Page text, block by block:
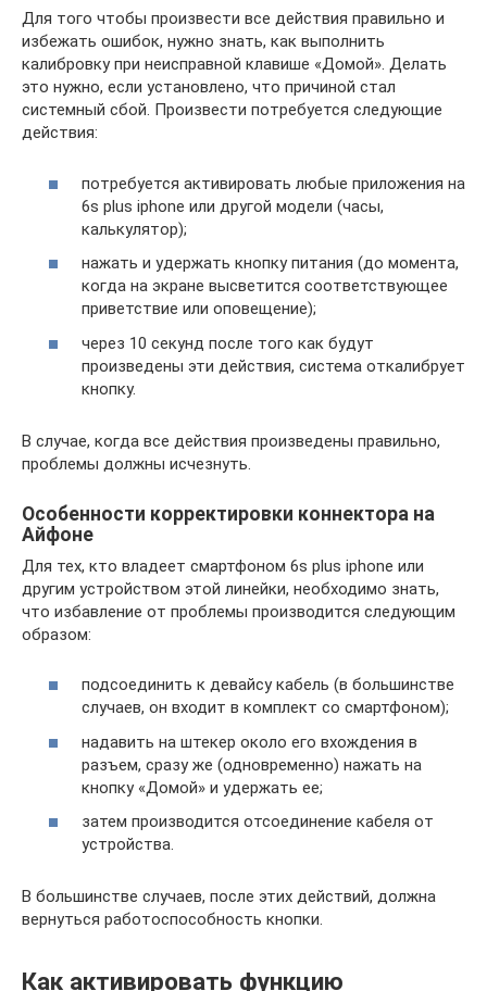
Для того чтобы произвести все действия правильно и
избежать ошибок, нужно знать, как выполнить
калибровку при неисправной клавише «Домой». Делать
это нужно, если установлено, что причиной стал
системный сбой. Произвести потребуется следующие
действия:
потребуется активировать любые приложения на
6s plus iphone или другой модели (часы,
калькулятор);
нажать и удержать кнопку питания (до момента,
когда на экране высветится соответствующее
приветствие или оповещение);
через 10 секунд после того как будут
произведены эти действия, система откалибрует
кнопку.
В случае, когда все действия произведены правильно,
проблемы должны исчезнуть.
Особенности корректировки коннектора на
Айфоне
Для тех, кто владеет смартфоном 6s plus iphone или
другим устройством этой линейки, необходимо знать,
что избавление от проблемы производится следующим
образом:
подсоединить к девайсу кабель (в большинстве
случаев, он входит в комплект со смартфоном);
надавить на штекер около его вхождения в
разъем, сразу же (одновременно) нажать на
кнопку «Домой» и удержать ее;
затем производится отсоединение кабеля от
устройства.
В большинстве случаев, после этих действий, должна
вернуться работоспособность кнопки.
Как активировать функцию